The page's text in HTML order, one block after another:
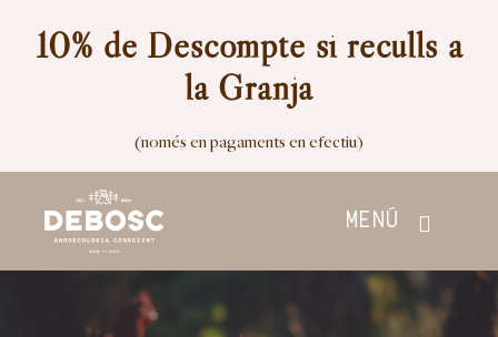
10% de Descompte si reculls a
la Granja
(només en pagaments en efectiu)
MENÚ